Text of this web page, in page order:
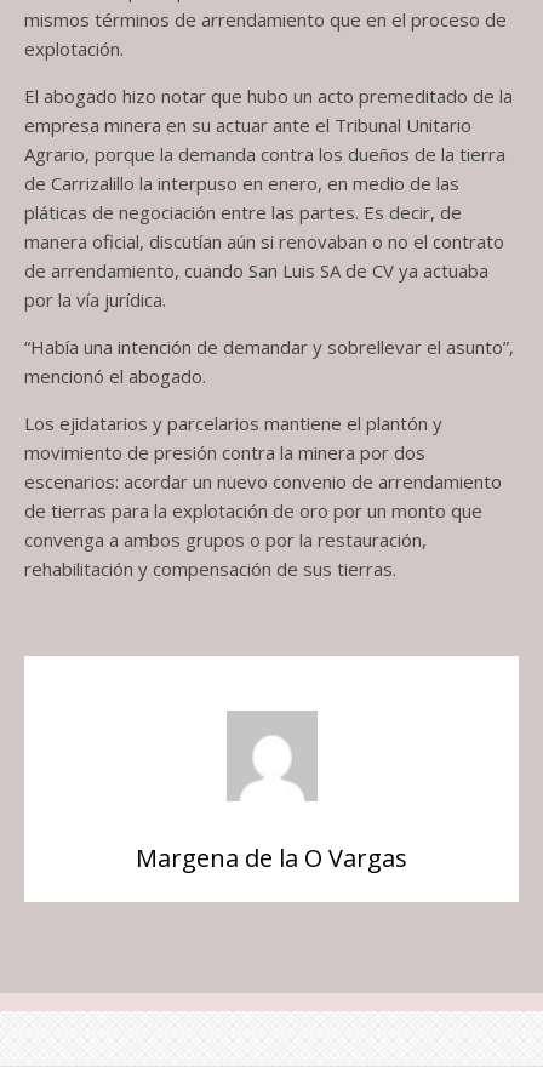
mismos términos de arrendamiento que en el proceso de
explotación.
El abogado hizo notar que hubo un acto premeditado de la
empresa minera en su actuar ante el Tribunal Unitario
Agrario, porque la demanda contra los dueños de la tierra
de Carrizalillo la interpuso en enero, en medio de las
pláticas de negociación entre las partes. Es decir, de
manera oficial, discutían aún si renovaban o no el contrato
de arrendamiento, cuando San Luis SA de CV ya actuaba
por la vía jurídica.
“Había una intención de demandar y sobrellevar el asunto”,
mencionó el abogado.
Los ejidatarios y parcelarios mantiene el plantón y
movimiento de presión contra la minera por dos
escenarios: acordar un nuevo convenio de arrendamiento
de tierras para la explotación de oro por un monto que
convenga a ambos grupos o por la restauración,
rehabilitación y compensación de sus tierras.
Margena de la O Vargas